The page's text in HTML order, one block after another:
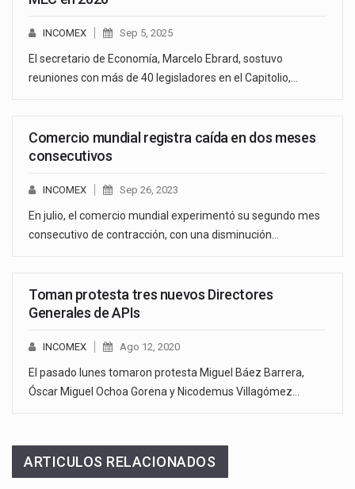
INCOMEX Sep 5, 2025
El secretario de Economía, Marcelo Ebrard, sostuvo
reuniones con más de 40 legisladores en el Capitolio,…
Comercio mundial registra caída en dos meses
consecutivos
INCOMEX Sep 26, 2023
En julio, el comercio mundial experimentó su segundo mes
consecutivo de contracción, con una disminución…
Toman protesta tres nuevos Directores
Generales de APIs
INCOMEX Ago 12, 2020
El pasado lunes tomaron protesta Miguel Báez Barrera,
Óscar Miguel Ochoa Gorena y Nicodemus Villagómez…
ARTICULOS RELACIONADOS